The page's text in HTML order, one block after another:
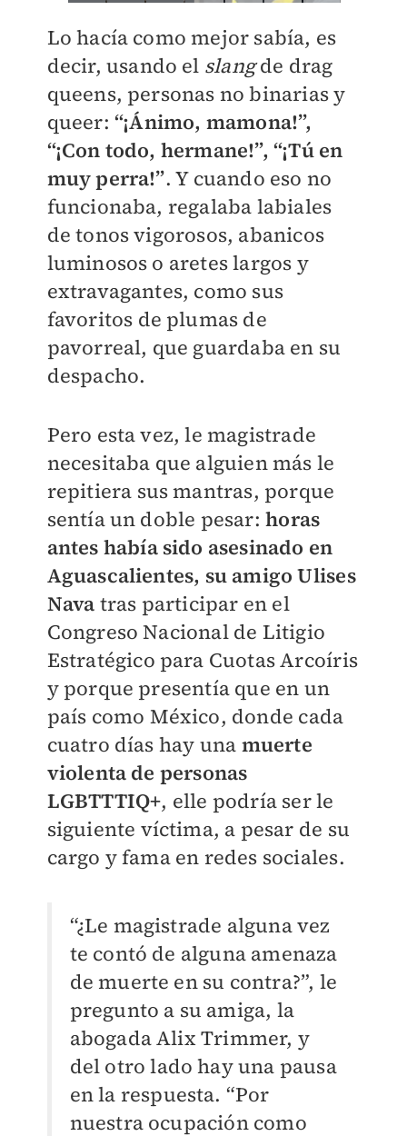
Lo hacía como mejor sabía, es
decir, usando el slangde drag
queens, personas no binarias y
queer: “¡Ánimo, mamona!”,
“¡Con todo, hermane!”, “¡Tú en
muy perra!”. Y cuando eso no
funcionaba, regalaba labiales
de tonos vigorosos, abanicos
luminosos o aretes largos y
extravagantes, como sus
favoritos de plumas de
pavorreal, que guardaba en su
despacho.
Pero esta vez, le magistrade
necesitaba que alguien más le
repitiera sus mantras, porque
sentía un doble pesar:horas
antes había sido asesinado en
Aguascalientes, su amigo Ulises
Nava tras participar en el
Congreso Nacional de Litigio
Estratégico para Cuotas Arcoíris
y porque presentía que en un
país como México, donde cada
cuatro días hay una muerte
violenta de personas
LGBTTTIQ+, elle podría ser le
siguiente víctima, a pesar de su
cargo y fama en redes sociales.
“¿Le magistrade alguna vez
te contó de alguna amenaza
de muerte en su contra?”, le
pregunto a su amiga, la
abogada Alix Trimmer, y
del otro lado hay una pausa
en la respuesta. “Por
nuestra ocupación como